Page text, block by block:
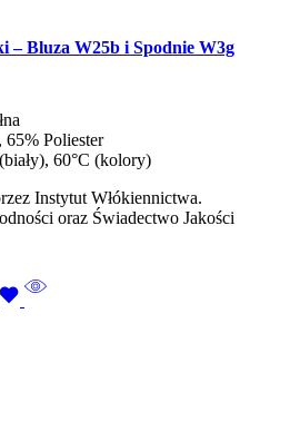
– Bluza W25b i Spodnie W3g
65% Poliester
60°C (kolory)
Instytut Włókiennictwa.
oraz Świadectwo Jakości